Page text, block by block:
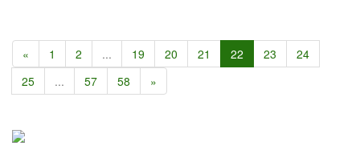
« 1 2 ... 19 20 21 22 23
24
25
... 57 58 »